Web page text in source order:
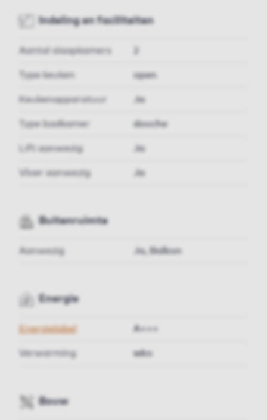
Indeling en faciliteiten
Aantal slaapkamers
Type keuken open
Keukenapparatuur Ja
Type badkamer douche
Lift aanwezig Ja
Vloer aanwezig Ja
Buitenruimte
Aanwezig Ja, Balkon
Energie
Energielabel A+++
Verwarming wko
Bouw